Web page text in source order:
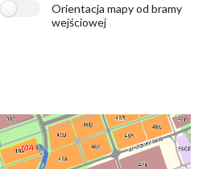
Orientacja mapy od bramy
wejściowej